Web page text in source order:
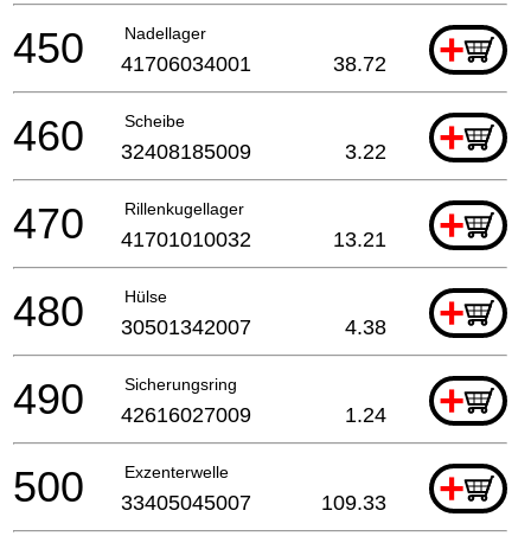
Nadellager +
450 41706034001 38.72
Scheibe +
460 32408185009 3.22
Rillenkugellager +
470 41701010032 13.21
Hülse +
480 30501342007 4.38
Sicherungsring +
490 42616027009 1.24
Exzenterwelle +
500 33405045007 109.33